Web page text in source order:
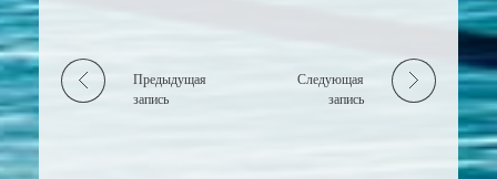
Предыдущая
запись
Следующая
запись